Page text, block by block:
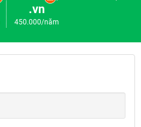
.vn
450.000/năm